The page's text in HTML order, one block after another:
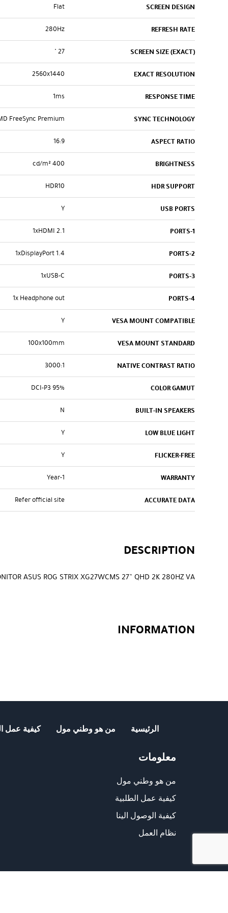
SCREEN DESIGN
Flat
REFRESH RATE
280Hz
SCREEN SIZE (EXACT)
27 "
EXACT RESOLUTION
2560x1440
RESPONSE TIME
1ms
SYNC TECHNOLOGY
FreeSync Premium
ASPECT RATIO
16:9
BRIGHTNESS
400 cd/m²
HDR SUPPORT
HDR10
USB PORTS
Y
PORTS-1
1xHDMI 2.1
PORTS-2
1xDisplayPort 1.4
PORTS-3
1xUSB-C
PORTS-4
1x Headphone out
VESA MOUNT COMPATIBLE
Y
VESA MOUNT STANDARD
100x100mm
NATIVE CONTRAST RATIO
3000:1
COLOR GAMUT
95% DCI-P3
BUILT-IN SPEAKERS
N
LOW BLUE LIGHT
Y
FLICKER-FREE
Y
WARRANTY
1-Year
ACCURATE DATA
Refer official site
DESCRIPTION
ASUS ROG STRIX XG27WCMS 27” QHD 2K 280HZ VA
INFORMATION
الرئيسية من هو وطني مول كيفية عمل
معلومات
من هو وطني مول
كيفية عمل الطلبية
كيفية الوصول الينا
نظام العمل